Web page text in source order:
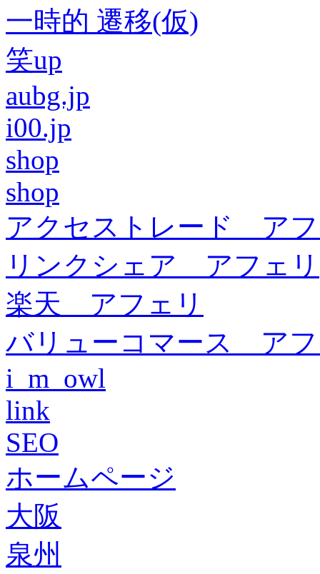
一時的 遷移(仮)
笑up
aubg.jp
i00.jp
shop
shop
アクセストレード ア
リンクシェア アフェリ
楽天 アフェリ
バリューコマース ア
i_m_owl
link
SEO
ホームページ
大阪
泉州